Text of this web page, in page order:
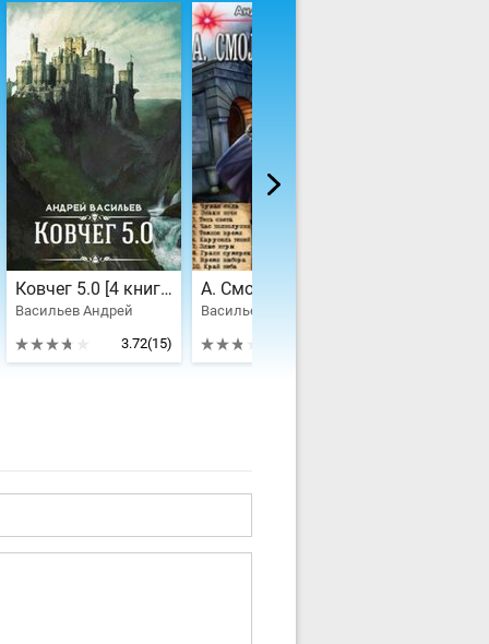
Ковчег 5.0 [4 книги] [Компиляция]
Васильев Андрей
3.72(15)
Васильев Андрей